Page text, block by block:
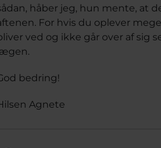
håber jeg, hun mente, at
For hvis du oplever
ved og ikke går over af sig
bedring!
Agnete